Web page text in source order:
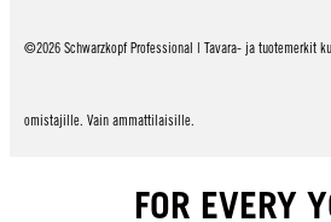
©2026 Schwarzkopf Professional | Tavara- ja tuotemerkit
omistajille. Vain ammattilaisille.
FOR EVERY